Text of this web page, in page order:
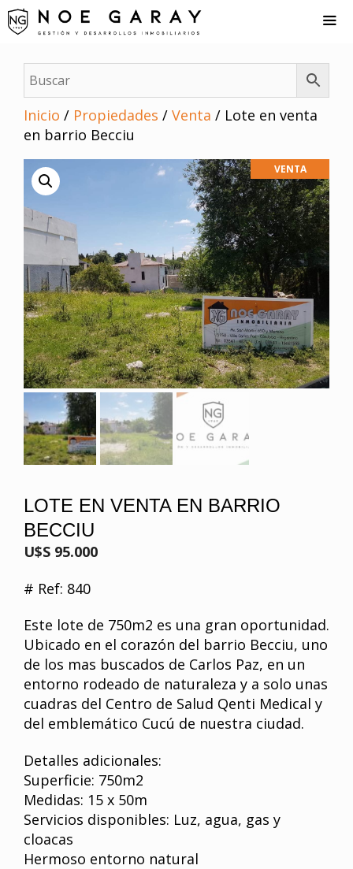
Saltar
al
Inicio / Propiedades / Venta / Lote en venta
en barrio Becciu
VENTA
LOTE EN VENTA EN BARRIO
BECCIU
U$S 95.000
# Ref: 840
Este lote de 750m2 es una gran oportunidad.
Ubicado en el corazón del barrio Becciu, uno
de los mas buscados de Carlos Paz, en un
entorno rodeado de naturaleza y a solo unas
cuadras del Centro de Salud Qenti Medical y
del emblemático Cucú de nuestra ciudad.
Detalles adicionales:
Superficie: 750m2
Medidas: 15 x 50m
Servicios disponibles: Luz, agua, gas y
cloacas
Hermoso entorno natural